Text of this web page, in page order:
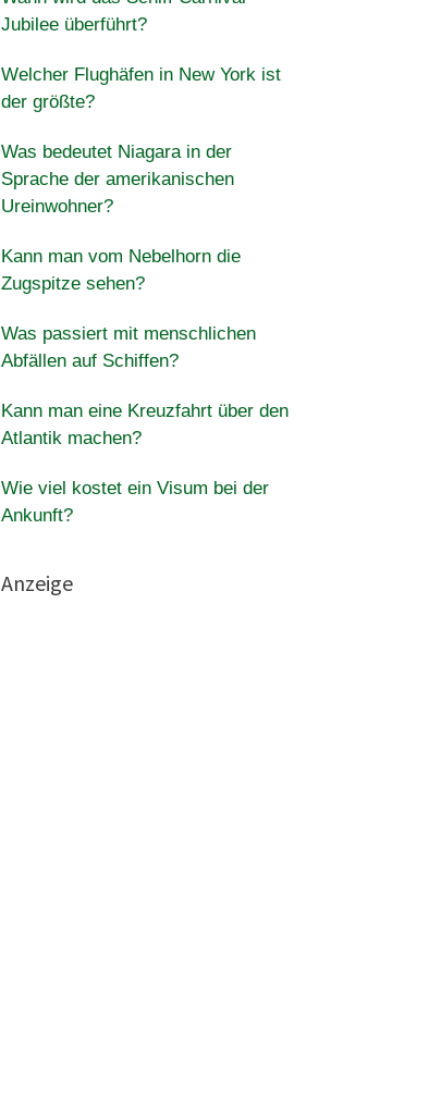
Jubilee überführt?
Welcher Flughäfen in New York ist
der größte?
Was bedeutet Niagara in der
Sprache der amerikanischen
Ureinwohner?
Kann man vom Nebelhorn die
Zugspitze sehen?
Was passiert mit menschlichen
Abfällen auf Schiffen?
Kann man eine Kreuzfahrt über den
Atlantik machen?
Wie viel kostet ein Visum bei der
Ankunft?
Anzeige